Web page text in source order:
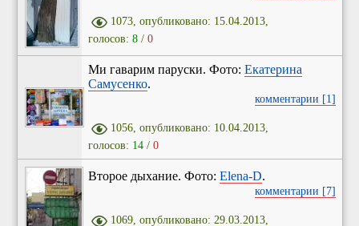
1073, опубликовано: 15.04.2013,
голосов: 8/ 0
Ми гаварим паруски. Фото: Екатерина
Самусенко.
комментарии [1]
1056, опубликовано: 10.04.2013,
голосов: 14/ 0
Второе дыхание. Фото: Elena-D.
комментарии [7]
1069, опубликовано: 29.03.2013,